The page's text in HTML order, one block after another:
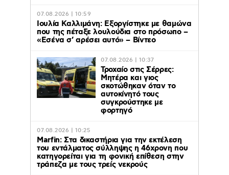
07.08.2026 | 10:59
Ιουλία Καλλιμάνη: Εξοργίστηκε με θαμώνα
που της πέταξε λουλούδια στο πρόσωπο –
«Εσένα σ’ αρέσει αυτό» – Βίντεο
07.08.2026 | 10:37
Τροχαίο στις Σέρρες:
Μητέρα και γιος
σκοτώθηκαν όταν το
αυτοκίνητό τους
συγκρούστηκε με
φορτηγό
07.08.2026 | 10:25
Marfin: Στα δικαστήρια για την εκτέλεση
του εντάλματος σύλληψης η 46χρονη που
κατηγορείται για τη φονική επίθεση στην
τράπεζα με τους τρείς νεκρούς